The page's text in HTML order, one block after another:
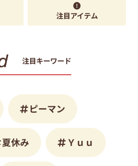
注目アイテム
注目キーワード
ピーマン
夏休み Ｙｕｕ